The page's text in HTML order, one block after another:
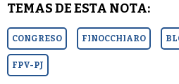
TEMAS DE ESTA NOTA:
CONGRESO FINOCCHIARO
FPV-PJ